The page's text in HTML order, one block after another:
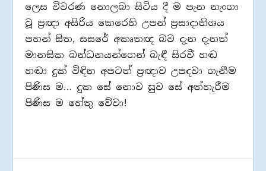
ලෙස විවරණ නොලබා සිටිය දී ම පැන නැංගා
වූ ප්‍රඥා අසිරිය කෙරෙහි උපන් ප්‍රසාදාතිශය
පහන් සිත, සසරේ අකෘතඥ බව දැන දැනත්
මානසික බන්ධනයන්ගෙන් බැඳී සිරවී හඬ
හඬා දුක් විඳින අපටත් ප්‍රඥාව උපදවා ගැනීම
පිණිස ම… දුක සේ නොව සුව සේ අත්හැරීම
පිණිස ම හේතු වේවා!